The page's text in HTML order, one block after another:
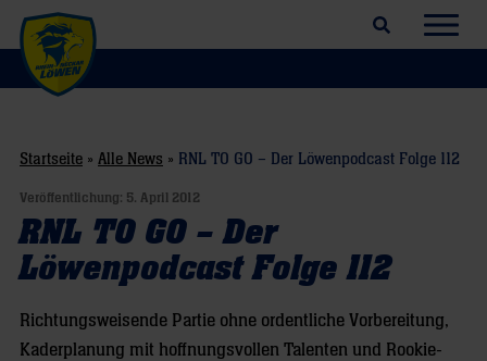
Suchfeld öffnen
Startseite » Alle News » RNL TO GO – Der Löwenpodcast Folge 112
Veröffentlichung: 5. April 2012
RNL TO GO – Der
Löwenpodcast Folge 112
Richtungsweisende Partie ohne ordentliche Vorbereitung,
Kaderplanung mit hoffnungsvollen Talenten und Rookie-